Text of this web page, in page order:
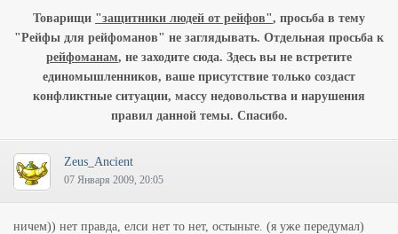
Товарищи "защитники людей от рейфов", просьба в тему
"Рейфы для рейфоманов" не заглядывать. Отдельная просьба к
рейфоманам, не заходите сюда. Здесь вы не встретите
единомышленников, ваше присутствие только создаст
конфликтные ситуации, массу недовольства и нарушения
правил данной темы. Спасибо.
Zeus_Ancient
07 Января 2009, 20:05
ничем)) нет правда, елси нет то нет, остыньте. (я уже передумал)